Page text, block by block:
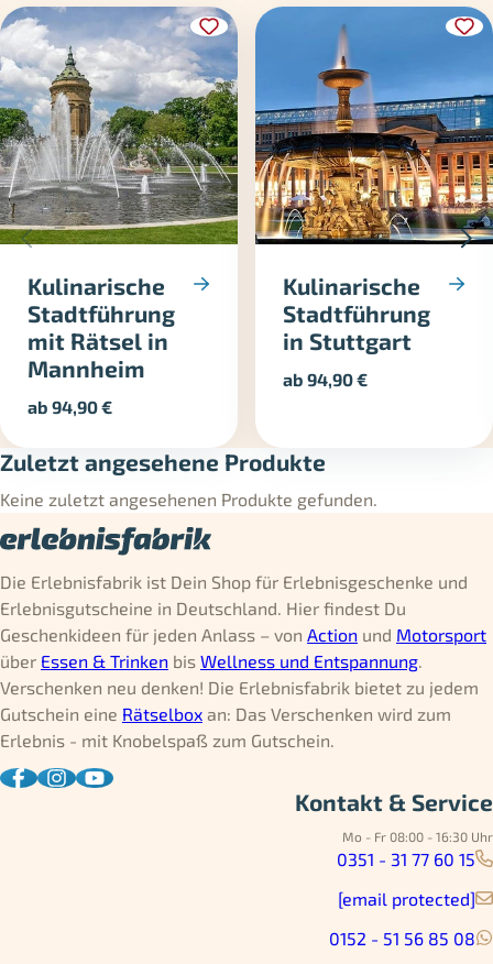
Kulinarische
Stadtführung
mit Rätsel in
Mannheim
ab94,90€
Kulinarische
Stadtführung
in Stuttgart
ab94,90€
Zuletzt angesehene Produkte
Keine zuletzt angesehenen Produkte gefunden.
Die Erlebnisfabrik ist Dein Shop für Erlebnisgeschenke und
Erlebnisgutscheine in Deutschland. Hier findest Du
Geschenkideen für jeden Anlass – von Action und Motorsport
über Essen & Trinken bis Wellness und Entspannung.
Verschenken neu denken! Die Erlebnisfabrik bietet zu jedem
Gutschein eine Rätselbox an: Das Verschenken wird zum
Erlebnis - mit Knobelspaß zum Gutschein.
Kontakt & Service
Mo - Fr 08:00 - 16:30 Uhr
0351 - 31 77 60 15
[email protected]
0152 - 51 56 85 08